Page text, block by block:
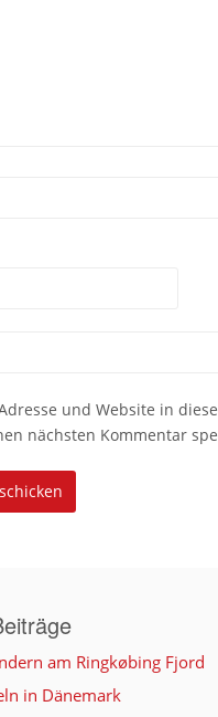
und Website in
nächsten Kommentar
am Ringkøbing Fjord
in Dänemark